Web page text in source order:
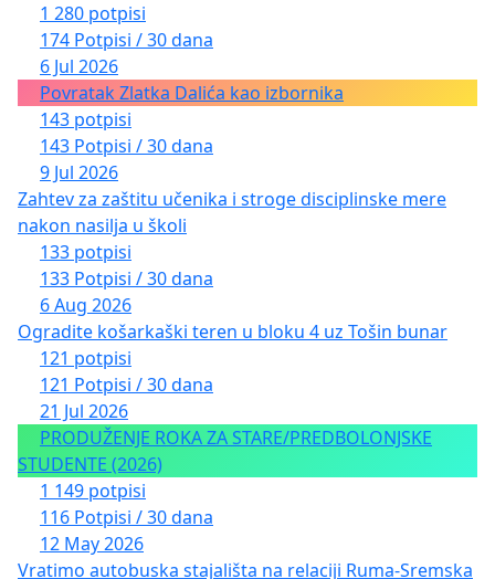
1 280 potpisi
174 Potpisi / 30 dana
6 Jul 2026
Povratak Zlatka Dalića kao izbornika
143 potpisi
143 Potpisi / 30 dana
9 Jul 2026
Zahtev za zaštitu učenika i stroge disciplinske mere
nakon nasilja u školi
133 potpisi
133 Potpisi / 30 dana
6 Aug 2026
Ogradite košarkaški teren u bloku 4 uz Tošin bunar
121 potpisi
121 Potpisi / 30 dana
21 Jul 2026
PRODUŽENJE ROKA ZA STARE/PREDBOLONJSKE
STUDENTE (2026)
1 149 potpisi
116 Potpisi / 30 dana
12 May 2026
Vratimo autobuska stajališta na relaciji Ruma-Sremska